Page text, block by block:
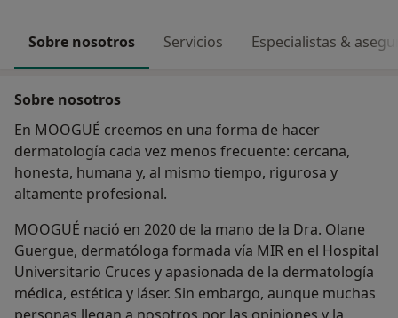
Sobre nosotros Servicios Especialistas &
Sobre nosotros
En MOOGUÉ creemos en una forma de hacer
dermatología cada vez menos frecuente: cercana,
honesta, humana y, al mismo tiempo, rigurosa y
altamente profesional.
MOOGUÉ nació en 2020 de la mano de la Dra. Olane
Guergue, dermatóloga formada vía MIR en el Hospital
Universitario Cruces y apasionada de la dermatología
médica, estética y láser. Sin embargo, aunque muchas